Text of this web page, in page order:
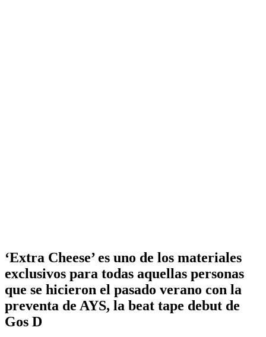
‘Extra Cheese’ es uno de los materiales
exclusivos para todas aquellas personas
que se hicieron el pasado verano con la
preventa de AYS, la beat tape debut de
Gos D